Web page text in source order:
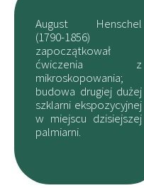
August Henschel
(1790-1856)
zapoczątkował
ćwiczenia z
mikroskopowania;
budowa drugiej dużej
szklarni ekspozycyjnej
w miejscu dzisiejszej
palmiarni.